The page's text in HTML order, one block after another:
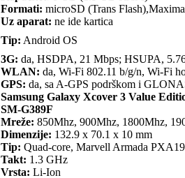
Formati: microSD (Trans
Uz aparat: ne ide kartica
Tip: Android OS
3G: da, HSDPA, 21 Mbps; HSUPA,
WLAN: da, Wi-Fi 802.11 b/g/n, Wi-Fi
GPS: da, sa A-GPS podrškom i
Samsung Galaxy Xcover 3 Value
SM-G389F
Mreže: 850Mhz, 900Mhz, 1800Mhz,
Dimenzije: 132.9 x 70.1 x 10 mm
Tip: Quad-core, Marvell Armada
Takt: 1.3 GHz
Vrsta: Li-Ion